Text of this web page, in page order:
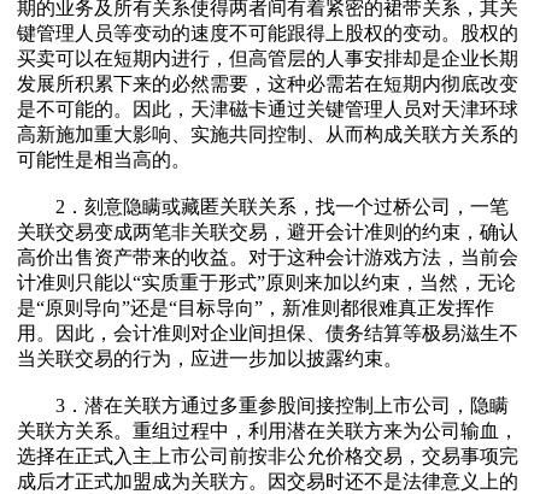
期的业务及所有关系使得两者间有着紧密的裙带关系，其关
键管理人员等变动的速度不可能跟得上股权的变动。股权的
买卖可以在短期内进行，但高管层的人事安排却是企业长期
发展所积累下来的必然需要，这种必需若在短期内彻底改变
是不可能的。因此，天津磁卡通过关键管理人员对天津环球
高新施加重大影响、实施共同控制、从而构成关联方关系的
可能性是相当高的。
2．刻意隐瞒或藏匿关联关系，找一个过桥公司，一笔
关联交易变成两笔非关联交易，避开会计准则的约束，确认
高价出售资产带来的收益。对于这种会计游戏方法，当前会
计准则只能以“实质重于形式”原则来加以约束，当然，无论
是“原则导向”还是“目标导向”，新准则都很难真正发挥作
用。因此，会计准则对企业间担保、债务结算等极易滋生不
当关联交易的行为，应进一步加以披露约束。
3．潜在关联方通过多重参股间接控制上市公司，隐瞒
关联方关系。重组过程中，利用潜在关联方来为公司输血，
选择在正式入主上市公司前按非公允价格交易，交易事项完
成后才正式加盟成为关联方。因交易时还不是法律意义上的